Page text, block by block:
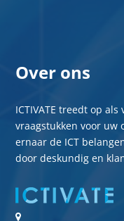
Over ons
ICTIVATE treedt op
vraagstukken voor uw
ernaar de ICT
door deskundig en